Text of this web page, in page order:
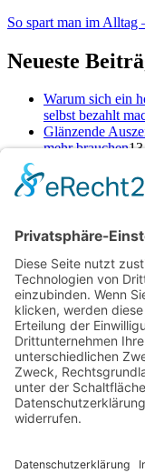
So spart man im Alltag
Neueste
Warum sich ein
selbst bezahlt
Glänzende
mehr brauchen
starten25. Juni
Kategorien
Schlagwörter
Baufinanzierung Beratung Beruf
Finanzen Hautpflege
Reinigungsdienst
Reise
Sparen Sparen im
Unterstützung Upcycling
Archiv